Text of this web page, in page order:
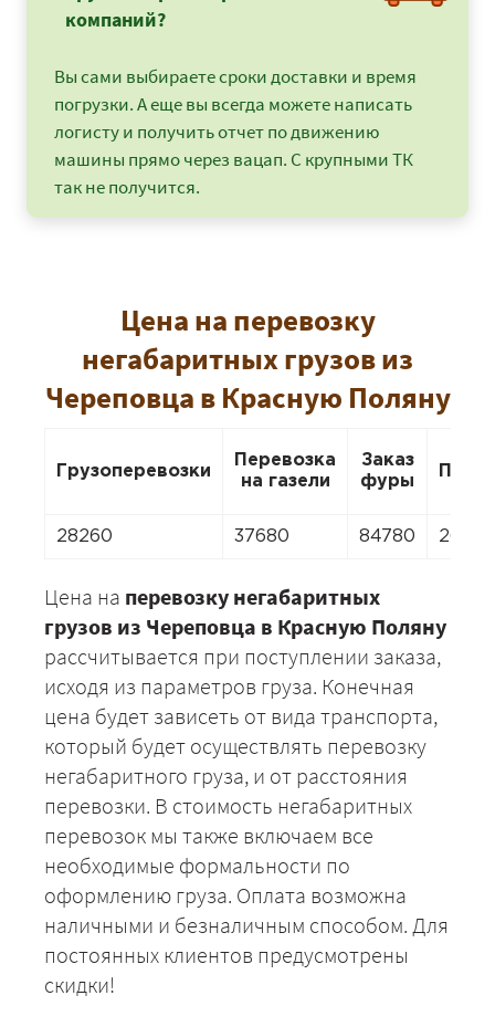
компаний?
Вы сами выбираете сроки доставки и время
погрузки. А еще вы всегда можете написать
логисту и получить отчет по движению
машины прямо через вацап. С крупными ТК
так не получится.
Цена на перевозку
негабаритных грузов из
Череповца в Красную Поляну
Грузоперевозки
Перевозка
на газели
Заказ
фуры
28260 37680 84780 26376
Цена на перевозку негабаритных
грузов из Череповца в Красную Поляну
рассчитывается при поступлении заказа,
исходя из параметров груза. Конечная
цена будет зависеть от вида транспорта,
который будет осуществлять перевозку
негабаритного груза, и от расстояния
перевозки. В стоимость негабаритных
перевозок мы также включаем все
необходимые формальности по
оформлению груза. Оплата возможна
наличными и безналичным способом. Для
постоянных клиентов предусмотрены
скидки!